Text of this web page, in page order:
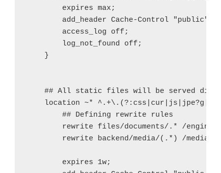
        expires max;
        add_header Cache-Control "public";
        access_log off;
        log_not_found off;
    }
## All static files will be served
location ~*
        ## Defining rewrite rules
rewrite files/documents/.* /engine
rewrite backend/media/(.*) /media/
        expires 1w;